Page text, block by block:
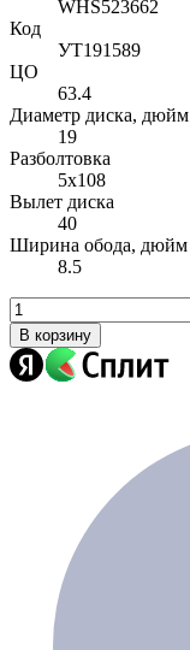
WHS523662
Код
УТ191589
ЦО
63.4
Диаметр диска, дюйм
19
Разболтовка
5x108
Вылет диска
40
Ширина обода, дюйм
8.5
В корзину